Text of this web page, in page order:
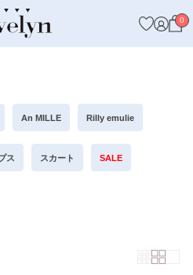
0
An MILLE Rilly emulie
ス スカート SALE